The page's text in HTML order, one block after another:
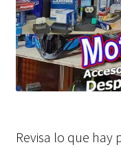
Revisa lo que hay